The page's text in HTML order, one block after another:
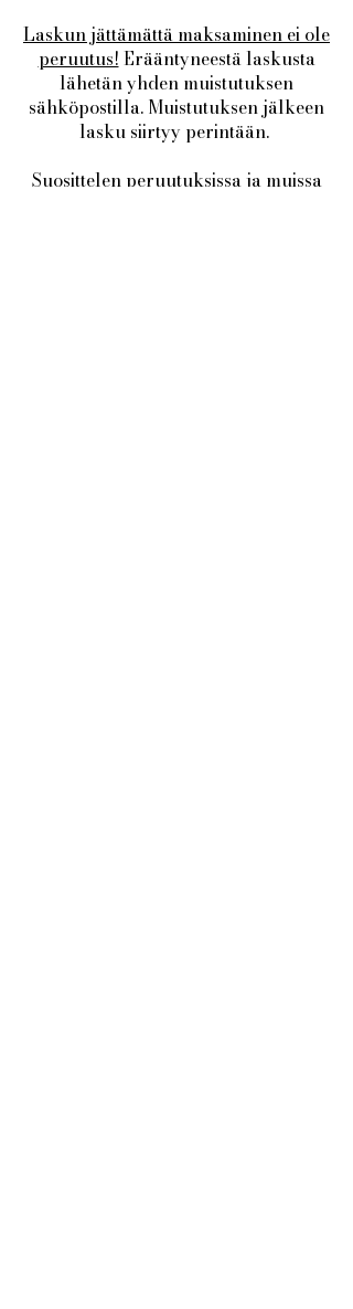
Laskun jättämättä maksaminen ei ole
peruutus! Erääntyneestä laskusta
lähetän yhden muistutuksen
sähköpostilla. Muistutuksen jälkeen
lasku siirtyy perintään.
Suosittelen peruutuksissa ja muissa